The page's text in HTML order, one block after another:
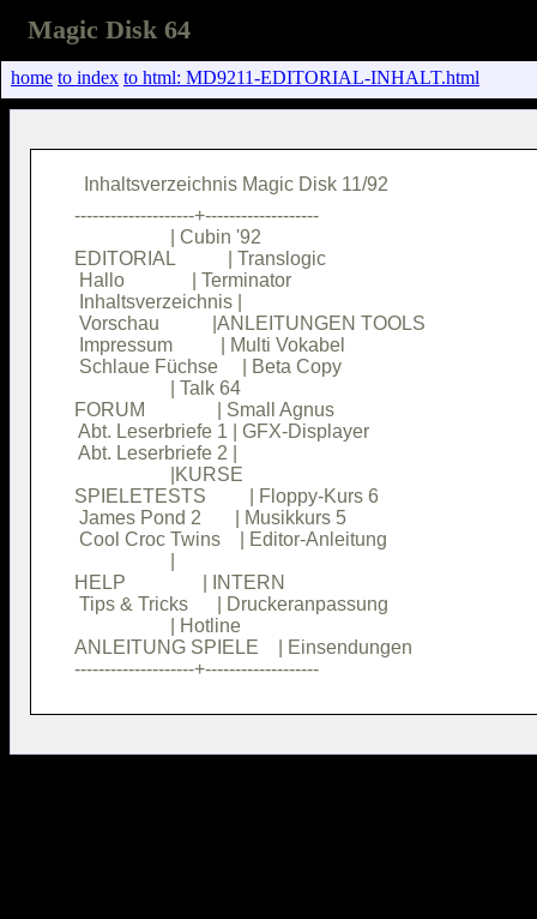
Magic Disk 64
home to index to html: MD9211-EDITORIAL-INHALT.html
--------------------+-------------------
                    | Cubin '92
EDITORIAL           | Translogic
Hallo              | Terminator
Inhaltsverzeichnis |
Vorschau           |ANLEITUNGEN TOOLS
Impressum          | Multi Vokabel
Schlaue Füchse     | Beta Copy
                    | Talk 64
FORUM               | Small Agnus
Abt. Leserbriefe 1 | GFX-Displayer
Abt. Leserbriefe 2 |
                    |KURSE
SPIELETESTS         | Floppy-Kurs 6
James Pond 2       | Musikkurs 5
Cool Croc Twins    | Editor-Anleitung
HELP                | INTERN
Tips & Tricks      | Druckeranpassung
                    | Hotline
ANLEITUNG SPIELE    | Einsendungen